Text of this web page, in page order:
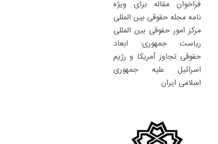
فراخوان مقاله برای ویژه
نامه مجله حقوقی بین المللی
مرکز امور حقوقی بین المللی
ریاست جمهوری: ابعاد
حقوقی تجاوز آمریکا و رژیم
اسرائیل علیه جمهوری
اسلامی ایران